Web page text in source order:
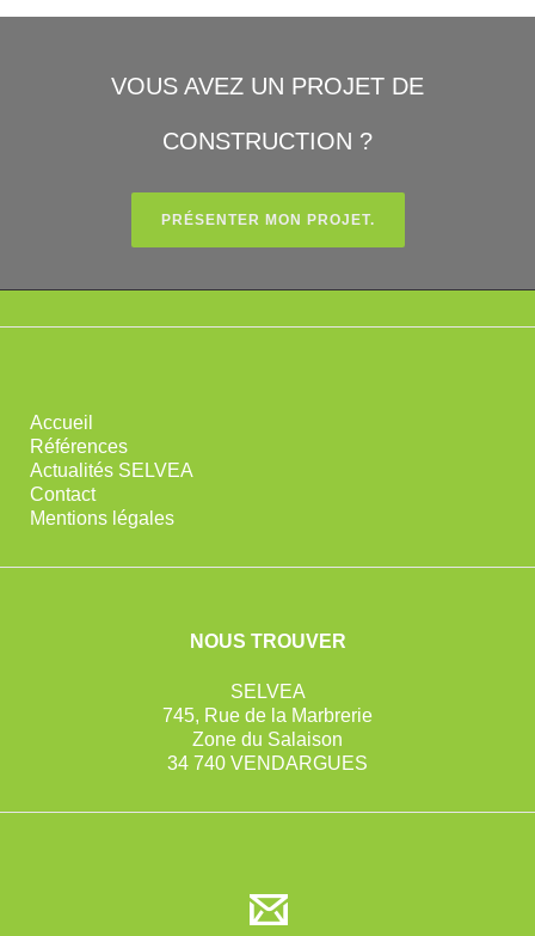
VOUS AVEZ UN PROJET DE
CONSTRUCTION ?
PRÉSENTER MON PROJET.
Accueil
Références
Actualités SELVEA
Contact
Mentions légales
NOUS TROUVER
SELVEA
745, Rue de la Marbrerie
Zone du Salaison
34 740 VENDARGUES